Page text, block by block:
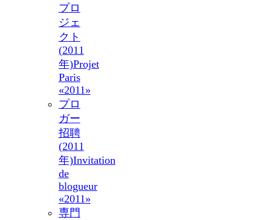
プロ
ジェ
クト
(2011
年)Projet
Paris
«2011»
プロ
ガー
招聘
(2011
年)Invitation
de
blogueur
«2011»
専門